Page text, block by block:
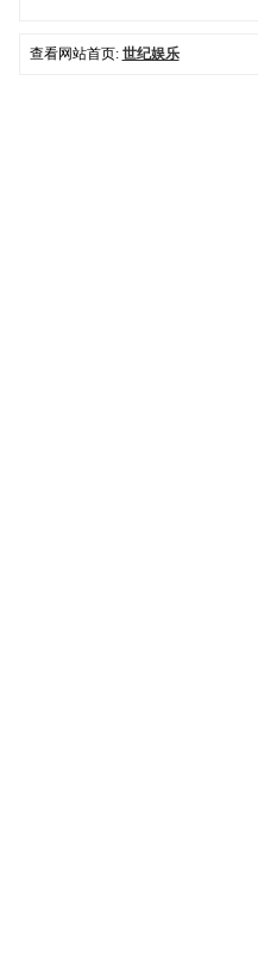
查看网站首页: 世纪娱乐